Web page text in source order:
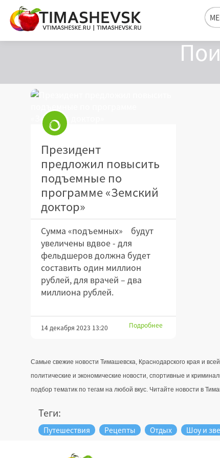
Президент
предложил повысить
подъемные по
программе «Земский
доктор»
Сумма «подъемных» будут
увеличены вдвое - для
фельдшеров должна будет
составить один миллион
рублей, для врачей – два
миллиона рублей.
14 декабря 2023 13:20 Подробнее
Самые свежие новости Тимашевска, Краснодарского края и
политические и экономические новости, спортивные и
подбор тематик по тегам на любой вкус. Читайте новости в
Теги:
Путешествия Рецепты Отдых Шоу и